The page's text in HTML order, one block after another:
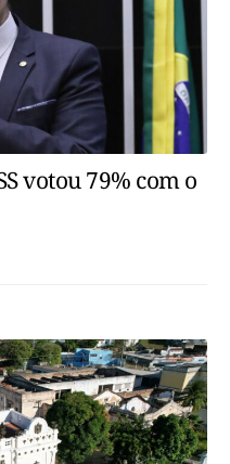
votou 79% com o